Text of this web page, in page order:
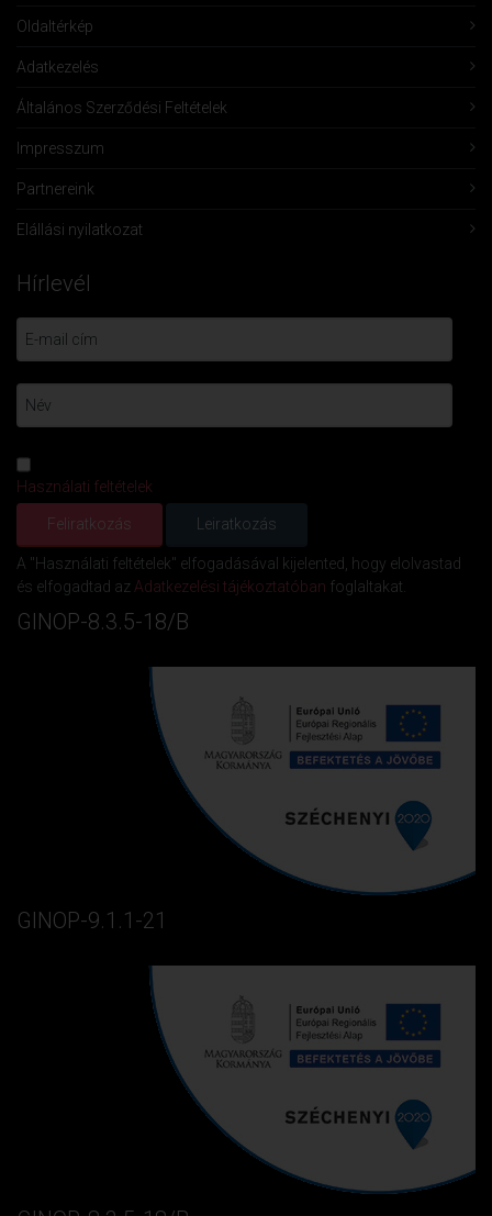
Oldaltérkép
Adatkezelés
Általános Szerződési Feltételek
Impresszum
Partnereink
Elállási nyilatkozat
Hírlevél
Használati feltételek
A "Használati feltételek" elfogadásával kijelented, hogy elolvastad
és elfogadtad az Adatkezelési tájékoztatóban foglaltakat.
GINOP-8.3.5-18/B
GINOP-9.1.1-21